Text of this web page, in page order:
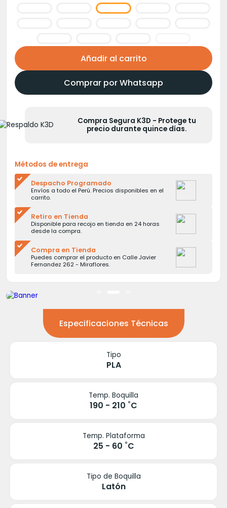
Añadir al carrito
Comprar por Whatsapp
Compra Segura K3D - Protege tu
precio durante quince días.
Métodos de entrega
Despacho Programado
Envíos a todo el Perú. Precios disponibles en el
carrito.
Retiro en Tienda
Disponible para recojo en tienda en 24 horas
desde la compra.
Compra en Tienda
Puedes comprar el producto en Calle Javier
Fernandez 262 - Miraflores.
Especificaciones Técnicas
Tipo
PLA
Temp. Boquilla
190 - 210 ˚C
Temp. Plataforma
25 - 60 ˚C
Tipo de Boquilla
Latón